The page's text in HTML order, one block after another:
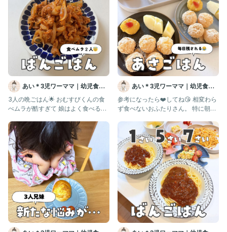
あい＊3児ワーママ｜幼児食｜
コープ
3人の晩ごはん🌟 おむすびくんの食
べムラが酷すぎて 娘はよく食べるほ
あい＊3児ワーママ｜幼児食｜
コープ
参考になったら❤️してね😘 相変わら
ず食べないおふたりさん。 特に朝は